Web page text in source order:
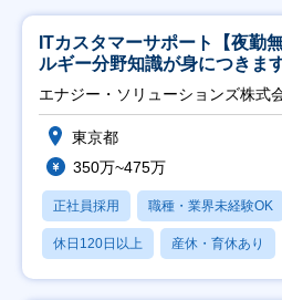
ITカスタマーサポート【夜勤
ルギー分野知識が身につきます
エナジー・ソリューションズ株式
東京都
350万~475万
正社員採用 職種・業界未経験OK
休日120日以上 産休・育休あり